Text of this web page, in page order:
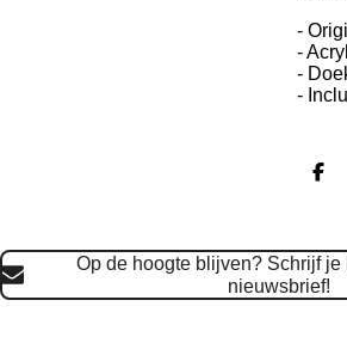
-
-
-
-
D
n
Op de hoogte blijven? Schrijf je
nieuwsbrief!